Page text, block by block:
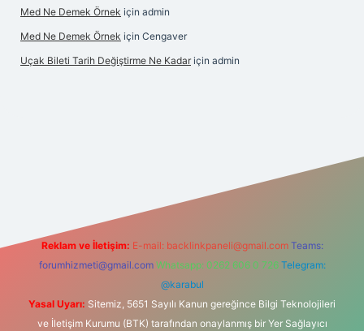
Med Ne Demek Örnek için admin
Med Ne Demek Örnek için Cengaver
Uçak Bileti Tarih Değiştirme Ne Kadar için admin
Reklam ve İletişim: E-mail: backlinkpaneli@gmail.com Teams:
forumhizmeti@gmail.com Whatsapp: 0262 606 0 726 Telegram:
@karabul
Yasal Uyarı: Sitemiz, 5651 Sayılı Kanun gereğince Bilgi Teknolojileri
ve İletişim Kurumu (BTK) tarafından onaylanmış bir Yer Sağlayıcı